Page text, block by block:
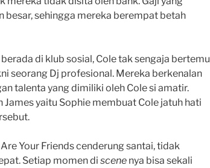
besar, sehingga mereka berempat betah
di klub sosial, Cole tak sengaja bertemu
seorang Dj profesional. Mereka berkenalan
talenta yang dimiliki oleh Cole si amatir.
James yaitu Sophie membuat Cole jatuh hati
Your Friends cenderung santai, tidak
Setiap momen di scene nya bisa sekali